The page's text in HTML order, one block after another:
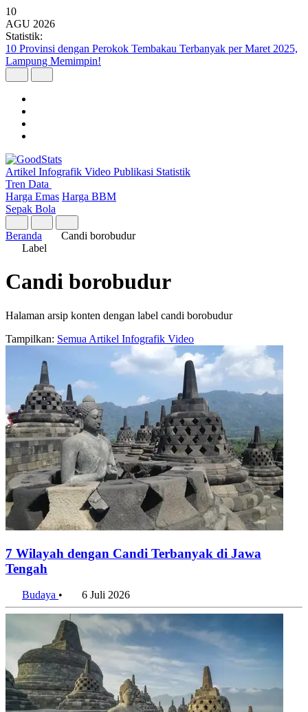
10
AGU 2026
Statistik:
10 Provinsi dengan Perokok Tembakau Terbanyak per Maret 2025,
Lampung Memimpin!
Artikel Infografik Video Publikasi Statistik
Tren Data
Harga Emas Harga BBM
Sepak Bola
Beranda
Candi borobudur
Label
Candi borobudur
Halaman arsip konten dengan label candi borobudur
Tampilkan: Semua Artikel Infografik Video
7 Wilayah dengan Candi Terbanyak di Jawa
Tengah
Budaya • 6 Juli 2026